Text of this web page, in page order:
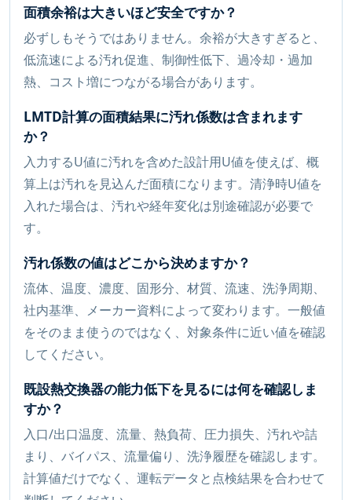
面積余裕は大きいほど安全ですか？
必ずしもそうではありません。余裕が大きすぎると、
低流速による汚れ促進、制御性低下、過冷却・過加
熱、コスト増につながる場合があります。
LMTD計算の面積結果に汚れ係数は含まれます
か？
入力するU値に汚れを含めた設計用U値を使えば、概
算上は汚れを見込んだ面積になります。清浄時U値を
入れた場合は、汚れや経年変化は別途確認が必要で
す。
汚れ係数の値はどこから決めますか？
流体、温度、濃度、固形分、材質、流速、洗浄周期、
社内基準、メーカー資料によって変わります。一般値
をそのまま使うのではなく、対象条件に近い値を確認
してください。
既設熱交換器の能力低下を見るには何を確認しま
すか？
入口/出口温度、流量、熱負荷、圧力損失、汚れや詰
まり、バイパス、流量偏り、洗浄履歴を確認します。
計算値だけでなく、運転データと点検結果を合わせて